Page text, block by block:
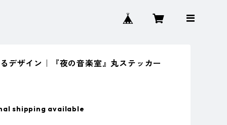
デザイン｜『夜の音楽室』丸ステッカー
shipping available